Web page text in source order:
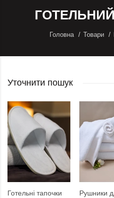
Головна Товари
Уточнити пошук
Готельні тапочки
Рушники